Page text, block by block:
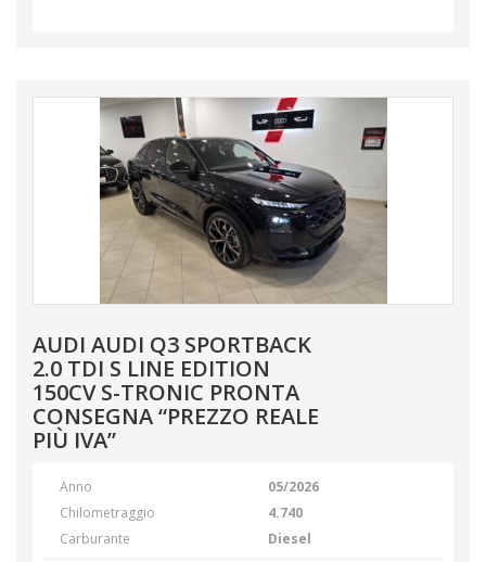
AUDI AUDI Q3 SPORTBACK
2.0 TDI S LINE EDITION
150CV S-TRONIC PRONTA
CONSEGNA “PREZZO REALE
PIÙ IVA”
Anno
05/2026
Chilometraggio
4.740
Carburante
Diesel